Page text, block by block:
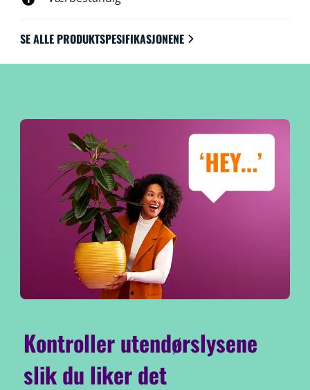
SE ALLE PRODUKTSPESIFIKASJONENE
Kontroller utendørslysene
slik du liker det